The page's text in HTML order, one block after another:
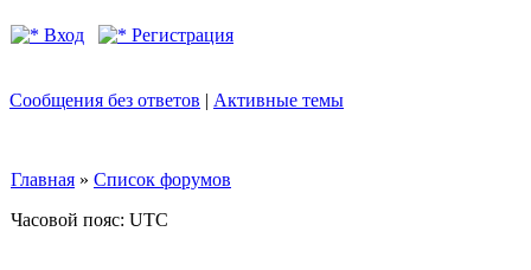
Вход Регистрация
Сообщения без ответов | Активные темы
Главная » Список форумов
Часовой пояс: UTC